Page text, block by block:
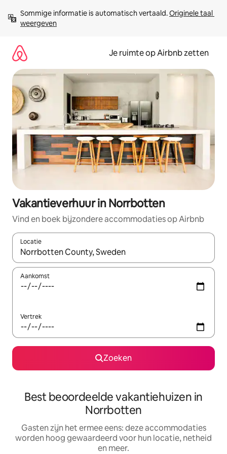
direct
naar
Sommige informatie is automatisch vertaald. Originele taal
weergeven
Je ruimte op Airbnb zetten
Vakantieverhuur in Norrbotten
Vind en boek bijzondere accommodaties op Airbnb
Locatie
Wanneer er suggesties beschikbaar zijn, maak je een keuze
Aankomst
Vertrek
Zoeken
Best beoordeelde vakantiehuizen in
Norrbotten
Gasten zijn het ermee eens: deze accommodaties
worden hoog gewaardeerd voor hun locatie, netheid
en meer.